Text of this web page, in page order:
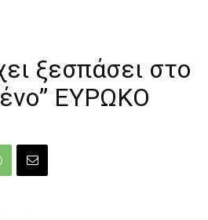
ξεσπάσει στο
ΕΥΡΩΚΟ